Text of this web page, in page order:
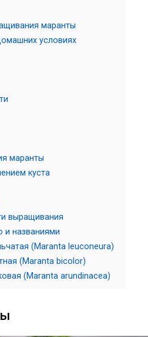
маранты
условиях
маранты
куста
выращивания
и названиями
(Maranta leuconeura)
(Maranta bicolor)
(Maranta arundinacea)